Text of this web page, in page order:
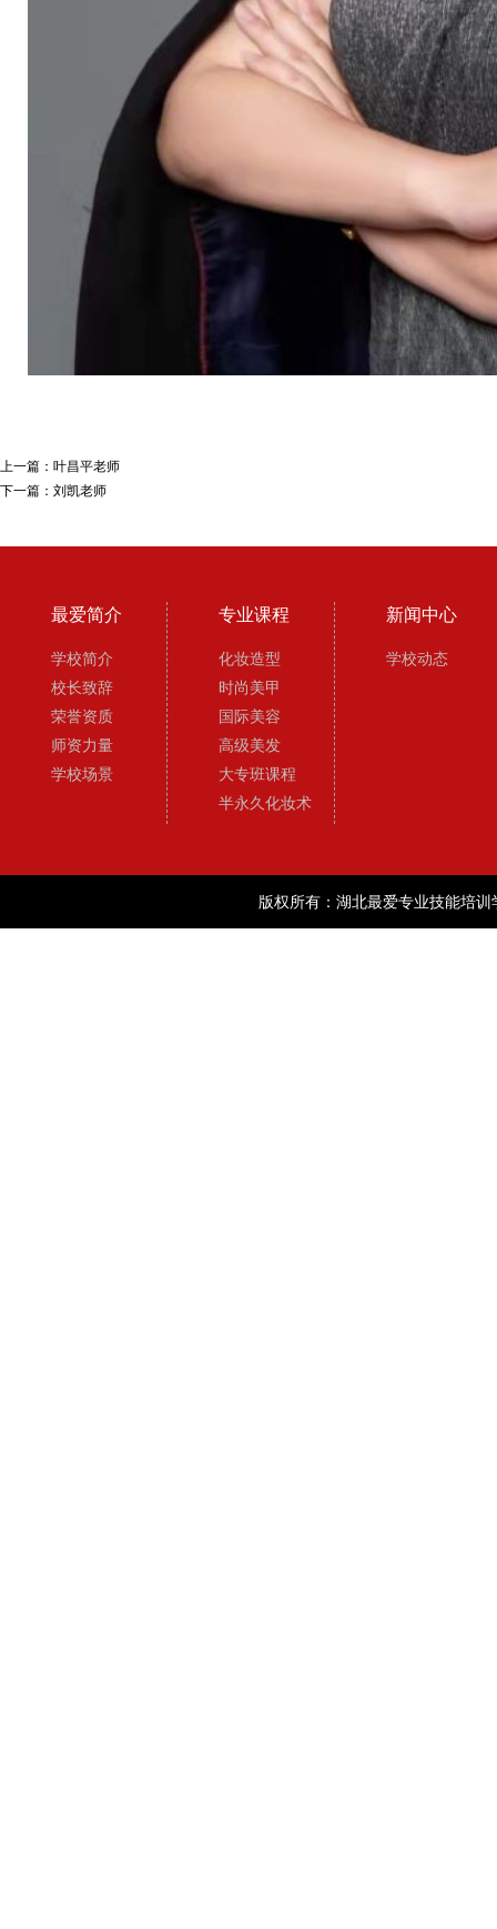
上一篇： 叶昌平老师
下一篇： 刘凯老师
最爱简介
学校简介
校长致辞
荣誉资质
师资力量
学校场景
专业课程
化妆造型
时尚美甲
国际美容
高级美发
大专班课程
半永久化妆术
新闻中心
学校动态
版权所有：湖北最爱专业技能培